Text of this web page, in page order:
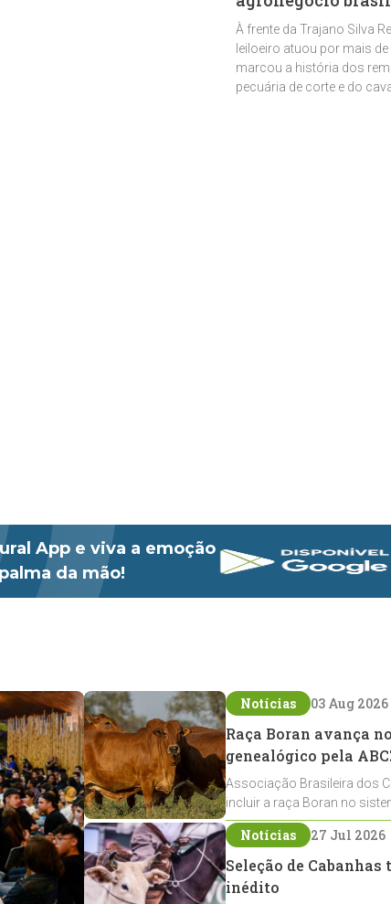
À frente da Trajano Silva
leiloeiro atuou por mais
marcou a história dos
pecuária de corte e do
App e viva a emoção
da mão!
Notícias 03 Aug 2026
Raça Boran avança
genealógico pela
Associação Brasileira dos
incluir a raça Boran no
expansão na pecuária
Notícias 27 Jul 2026
Seleção de
inédito